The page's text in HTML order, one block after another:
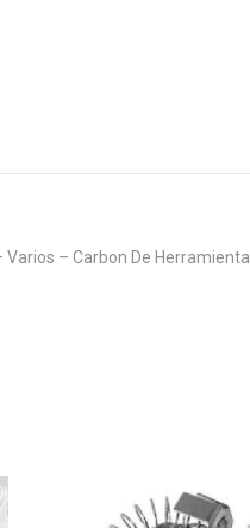
– Carbon De Herramienta